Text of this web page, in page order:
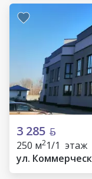
3 285
250 м21/1 этаж
ул.